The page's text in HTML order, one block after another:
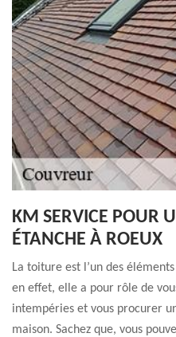
KM SERVICE POUR
ÉTANCHE À ROEUX
La toiture est l’un des
en effet, elle a pour rôle de
intempéries et vous procurer
maison. Sachez que, vous